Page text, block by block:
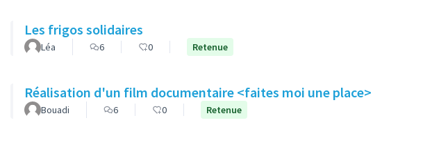
Les frigos solidaires
Léa 6 0 Retenue
Réalisation d'un film documentaire <faites moi une place>
Bouadi 6 0 Retenue